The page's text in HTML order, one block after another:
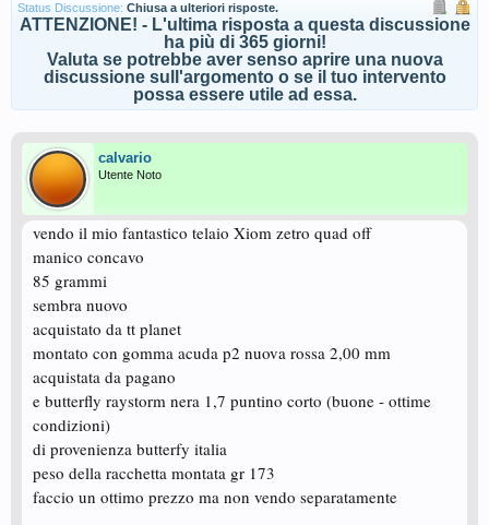
Status Discussione: Chiusa a ulteriori risposte.
ATTENZIONE! - L'ultima risposta a questa discussione
ha più di 365 giorni!
Valuta se potrebbe aver senso aprire una nuova
discussione sull'argomento o se il tuo intervento
possa essere utile ad essa.
calvario
Utente Noto
vendo il mio fantastico telaio Xiom zetro quad off
manico concavo
85 grammi
sembra nuovo
acquistato da tt planet
montato con gomma acuda p2 nuova rossa 2,00 mm
acquistata da pagano
e butterfly raystorm nera 1,7 puntino corto (buone - ottime
condizioni)
di provenienza butterfy italia
peso della racchetta montata gr 173
faccio un ottimo prezzo ma non vendo separatamente